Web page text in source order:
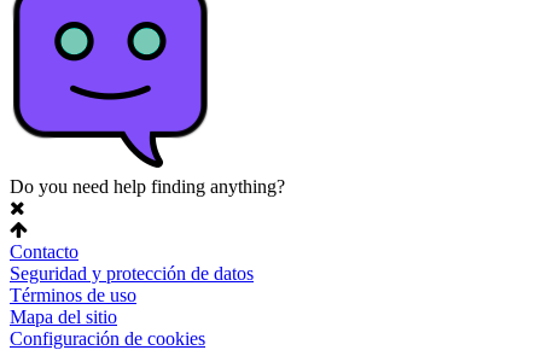
Do you need help finding anything?
Contacto
Seguridad y protección de datos
Términos de uso
Mapa del sitio
Configuración de cookies